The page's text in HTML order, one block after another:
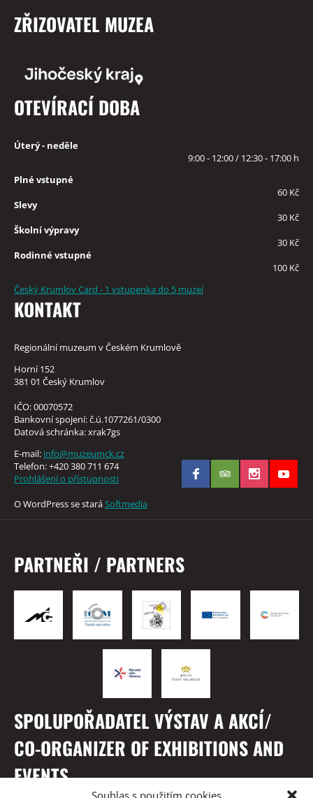
Souhlas s použitím cookies
ZŘIZOVATEL MUZEA
OTEVÍRACÍ DOBA
Úterý - neděle
9:00 - 12:00 / 12:30 - 17:00 h
Plné vstupné
60 Kč
Slevy
30 Kč
Školní výpravy
30 Kč
Rodinné vstupné
100 Kč
Český Krumlov Card - 1 vstupenka do 5 muzeí
KONTAKT
Regionální muzeum v Českém Krumlově
Horní 152
381 01 Český Krumlov
IČO: 00070572
Bankovní spojení: č.ú.1077261/0300
Datová schránka: xrak7gs
E-mail: info@muzeumck.cz
Telefon: +420 380 711 674
Prohlášení o přístupnosti
O WordPress se staráSoftmedia
PARTNEŘI / PARTNERS
SPOLUPOŘADATEL VÝSTAV A AKCÍ/
CO-ORGANIZER OF EXHIBITIONS AND
EVENTS